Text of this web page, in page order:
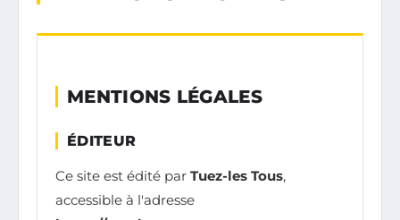
MENTIONS LÉGALES
ÉDITEUR
Ce site est édité par Tuez-les Tous,
accessible à l'adresse